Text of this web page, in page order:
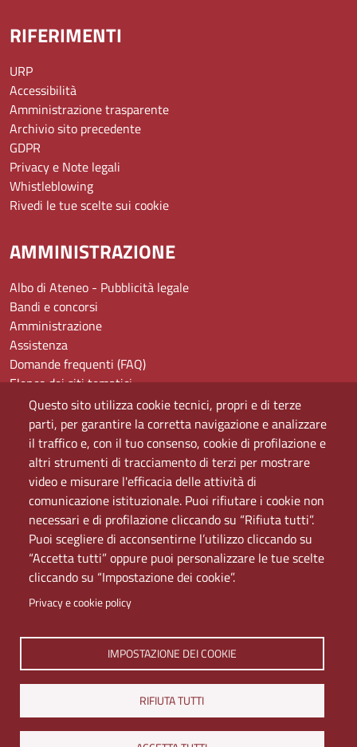
Questo sito utilizza cookie tecnici, propri e di terze
parti, per garantire la corretta navigazione e analizzare
il traffico e, con il tuo consenso, cookie di profilazione e
altri strumenti di tracciamento di terzi per mostrare
video e misurare l'efficacia delle attività di
comunicazione istituzionale. Puoi rifiutare i cookie non
necessari e di profilazione cliccando su “Rifiuta tutti”.
Puoi scegliere di acconsentirne l’utilizzo cliccando su
“Accetta tutti” oppure puoi personalizzare le tue scelte
cliccando su “Impostazione dei cookie”.
Privacy e cookie policy
IMPOSTAZIONE DEI COOKIE
RIFIUTA TUTTI
RIFERIMENTI
URP
Accessibilità
Amministrazione trasparente
Archivio sito precedente
GDPR
Privacy e Note legali
Whistleblowing
Rivedi le tue scelte sui cookie
AMMINISTRAZIONE
Albo di Ateneo - Pubblicità legale
Bandi e concorsi
Amministrazione
Assistenza
Domande frequenti (FAQ)
Elenco dei siti tematici
Mappa del sito
PEC
Rete Wi-Fi Eduroam
Servizio Proxy
Guida all’uso del portale
Università di Napoli L'Orientale. Palazzo Du Mesnil -
Via Chiatamone 61/62 - 80121 Napoli
Tel. +390816909000 | Partita IVA 00297640633 | PEC:
ateneo@pec.unior.it
Iscrizione al REA - CCIAA di Napoli n. NA-1112377